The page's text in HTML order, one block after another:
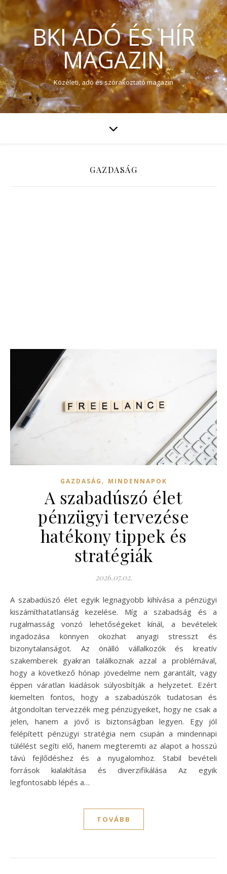
BKI ADÓ ÉS HÍR
MAGAZIN
Közéleti, adó és szórakoztató magazin
GAZDASÁG
GAZDASÁG , MINDENNAPOK
A szabadúszó élet
pénzügyi tervezése
hatékony tippek és
stratégiák
2026.07.02.
A szabadúszó élet egyik legnagyobb kihívása a pénzügyi
kiszámíthatatlanság kezelése. Míg a szabadság és a
rugalmasság vonzó lehetőségeket kínál, a bevételek
ingadozása könnyen okozhat anyagi stresszt és
bizonytalanságot. Az önálló vállalkozók és kreatív
szakemberek gyakran találkoznak azzal a problémával,
hogy a következő hónap jövedelme nem garantált, vagy
éppen váratlan kiadások súlyosbítják a helyzetet. Ezért
kiemelten fontos, hogy a szabadúszók tudatosan és
átgondoltan tervezzék meg pénzügyeiket, hogy ne csak a
jelen, hanem a jövő is biztonságban legyen. Egy jól
felépített pénzügyi stratégia nem csupán a mindennapi
túlélést segíti elő, hanem megteremti az alapot a hosszú
távú fejlődéshez és a nyugalomhoz. Stabil bevételi
források kialakítása és diverzifikálása Az egyik
legfontosabb lépés a…
TOVÁBB